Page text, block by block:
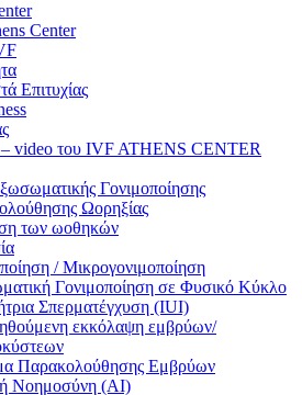
Center
Επιτυχίας
video του IVF ATHENS CENTER
Γονιμοποίησης
Ωορηξίας
των ωοθηκών
/ Μικρογονιμοποίηση
Γονιμοποίηση σε Φυσικό Κύκλο
Σπερματέγχυση (IUI)
εκκόλαψη εμβρύων/
Παρακολούθησης Εμβρύων
Νοημοσύνη (AI)